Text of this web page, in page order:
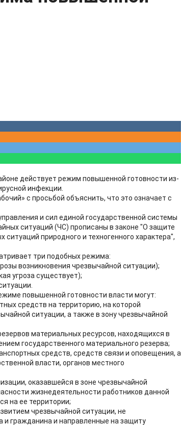
действует режим повышенной готовности из-
инфекции.
с просьбой объяснить, что это означает с
и сил единой государственной системы
ситуаций (ЧС) прописаны в законе "О защите
природного и техногенного характера",
три подобных режима:
возникновения чрезвычайной ситуации);
угроза существует);
повышенной готовности власти могут:
средств на территорию, на которой
ситуации, а также в зону чрезвычайной
материальных ресурсов, находящихся в
государственного материального резерва;
средств, средств связи и оповещения, а
власти, органов местного
оказавшейся в зоне чрезвычайной
жизнедеятельности работников данной
на ее территории;
чрезвычайной ситуации, не
и гражданина и направленные на защиту